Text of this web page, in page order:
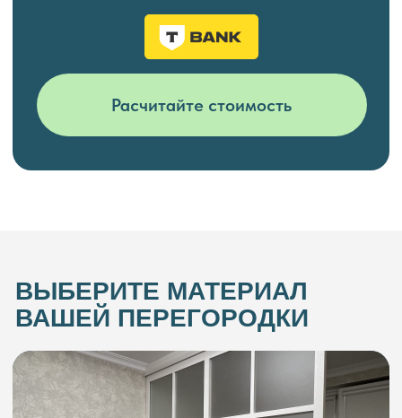
Рассчитать стоимость
Рассчитать стоимость
Российский алюминиевый
профиль